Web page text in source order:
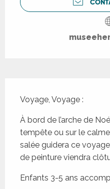
Voyage, Voyage :
À bord de l’arche de
tempête ou sur le calme
salée guidera ce voyage
de peinture viendra
Enfants 3-5 ans